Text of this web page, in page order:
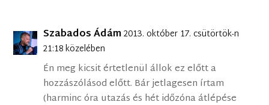
Szabados Ádám2013. október 17. csütörtök-n
21:18 közelében
Én meg kicsit értetlenül állok ez előtt a
hozzászólásod előtt. Bár jetlagesen írtam
(harminc óra utazás és hét időzóna átlépése